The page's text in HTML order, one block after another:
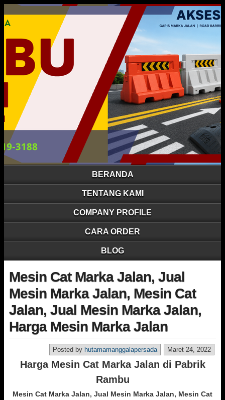
BERANDA
TENTANG KAMI
COMPANY PROFILE
CARA ORDER
BLOG
Mesin Cat Marka Jalan, Jual
Mesin Marka Jalan, Mesin Cat
Jalan, Jual Mesin Marka Jalan,
Harga Mesin Marka Jalan
Maret 24, 2022
Posted by hutamamanggalapersada
Harga Mesin Cat Marka Jalan di Pabrik
Rambu
Mesin Cat Marka Jalan, Jual Mesin Marka Jalan, Mesin Cat